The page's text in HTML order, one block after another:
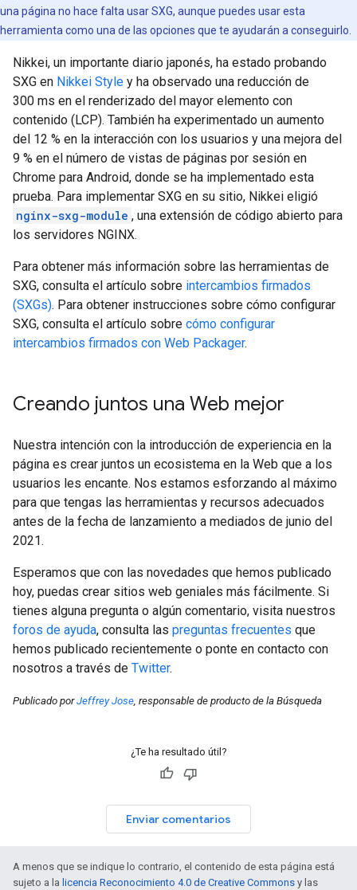
una página no hace falta usar SXG, aunque puedes usar esta
herramienta como una de las opciones que te ayudarán a conseguirlo.
Nikkei, un importante diario japonés, ha estado probando
SXG en Nikkei Style y ha observado una reducción de
300 ms en el renderizado del mayor elemento con
contenido (LCP). También ha experimentado un aumento
del 12 % en la interacción con los usuarios y una mejora del
9 % en el número de vistas de páginas por sesión en
Chrome para Android, donde se ha implementado esta
prueba. Para implementar SXG en su sitio, Nikkei eligió
nginx-sxg-module , una extensión de código abierto para
los servidores NGINX.
Para obtener más información sobre las herramientas de
SXG, consulta el artículo sobre intercambios firmados
(SXGs). Para obtener instrucciones sobre cómo configurar
SXG, consulta el artículo sobre cómo configurar
intercambios firmados con Web Packager.
Creando juntos una Web mejor
Nuestra intención con la introducción de experiencia en la
página es crear juntos un ecosistema en la Web que a los
usuarios les encante. Nos estamos esforzando al máximo
para que tengas las herramientas y recursos adecuados
antes de la fecha de lanzamiento a mediados de junio del
2021.
Esperamos que con las novedades que hemos publicado
hoy, puedas crear sitios web geniales más fácilmente. Si
tienes alguna pregunta o algún comentario, visita nuestros
foros de ayuda, consulta las preguntas frecuentes que
hemos publicado recientemente o ponte en contacto con
nosotros a través de Twitter.
Publicado porJeffrey Jose, responsable de producto de la Búsqueda
¿Te ha resultado útil?
Enviar comentarios
A menos que se indique lo contrario, el contenido de esta página está
sujeto a la licencia Reconocimiento 4.0 de Creative Commons y las